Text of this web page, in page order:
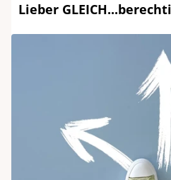
Lieber